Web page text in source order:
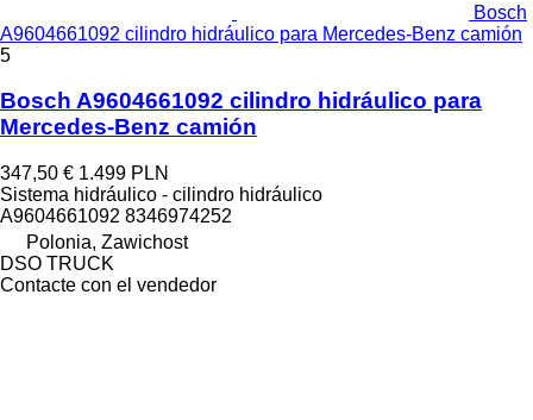
Bosch
A9604661092 cilindro hidráulico para Mercedes-Benz camión
5
Bosch A9604661092 cilindro hidráulico para
Mercedes-Benz camión
347,50 € 1.499 PLN
Sistema hidráulico - cilindro hidráulico
A9604661092 8346974252
Polonia, Zawichost
DSO TRUCK
Contacte con el vendedor